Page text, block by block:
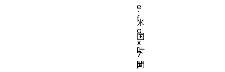
、
米
国
時
間
e
f
o
x
7
F